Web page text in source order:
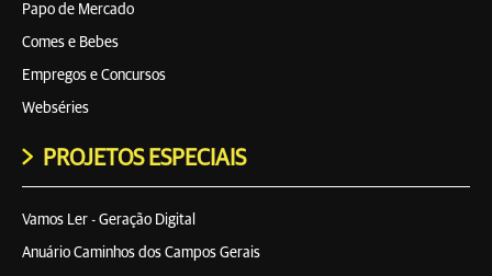
Papo de Mercado
Comes e Bebes
Empregos e Concursos
Webséries
PROJETOS ESPECIAIS
Vamos Ler - Geração Digital
Anuário Caminhos dos Campos Gerais